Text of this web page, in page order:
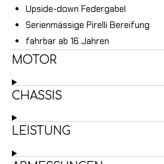
Upside-down Federgabel
Serienmässige Pirelli Bereifung
fahrbar ab 16 Jahren
MOTOR
CHASSIS
LEISTUNG